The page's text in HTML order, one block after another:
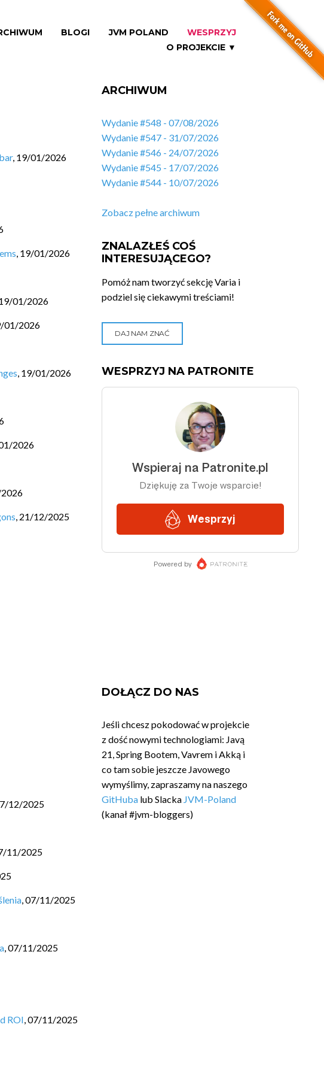
BLOGI JVM POLAND
WESPRZYJ
O PROJEKCIE ▼
, 19/01/2026
, 19/01/2026
01/2026
01/2026
, 19/01/2026
2026
, 21/12/2025
12/2025
11/2025
,07/11/2025
,07/11/2025
ROI,07/11/2025
ARCHIWUM
Wydanie #548 - 07/08/2026
Wydanie #547 - 31/07/2026
Wydanie #546 - 24/07/2026
Wydanie #545 - 17/07/2026
Wydanie #544 - 10/07/2026
Zobacz pełne archiwum
ZNALAZŁEŚ COŚ
INTERESUJĄCEGO?
Pomóż nam tworzyć sekcję Varia i
podziel się ciekawymi treściami!
DAJ NAM ZNAĆ
WESPRZYJ NA PATRONITE
DOŁĄCZ DO NAS
Jeśli chcesz pokodować w projekcie
z dość nowymi technologiami: Javą
21, Spring Bootem, Vavrem i Akką i
co tam sobie jeszcze Javowego
wymyślimy, zapraszamy na naszego
GitHuba lub Slacka JVM-Poland
(kanał #jvm-bloggers)